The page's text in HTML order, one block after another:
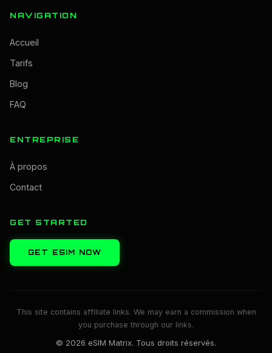
NAVIGATION
Accueil
Tarifs
Blog
FAQ
ENTREPRISE
À propos
Contact
GET STARTED
GET ESIM NOW
This site contains affiliate links. We may earn a commission when
you purchase through our links.
© 2026 eSIM Matrix. Tous droits réservés.